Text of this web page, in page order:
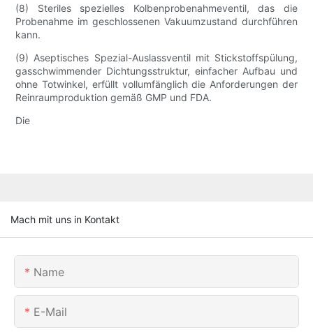
(8) Steriles spezielles Kolbenprobenahmeventil, das die
Probenahme im geschlossenen Vakuumzustand durchführen
kann.
(9) Aseptisches Spezial-Auslassventil mit Stickstoffspülung,
gasschwimmender Dichtungsstruktur, einfacher Aufbau und
ohne Totwinkel, erfüllt vollumfänglich die Anforderungen der
Reinraumproduktion gemäß GMP und FDA.
Die
Mach mit uns in Kontakt
Name
E-Mail